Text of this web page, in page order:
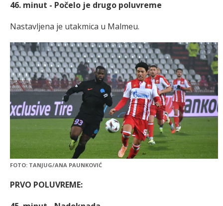
46. minut - Počelo je drugo poluvreme
Nastavljena je utakmica u Malmeu.
FOTO: TANJUG/ANA PAUNKOVIĆ
PRVO POLUVREME: